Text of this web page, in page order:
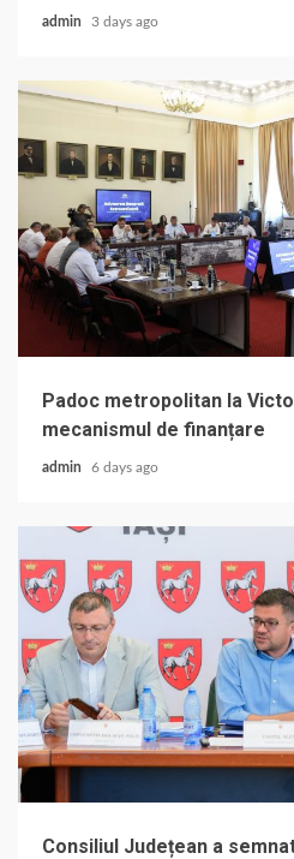
admin 3 days ago
Padoc metropolitan la
mecanismul de finanțare
admin 6 days ago
Consiliul Județean a